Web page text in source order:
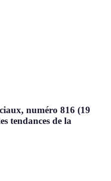
numéro 816 (19
tendances de la